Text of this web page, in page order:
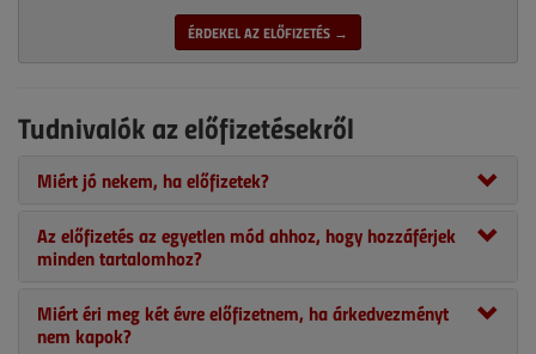
ÉRDEKEL AZ ELŐFIZETÉS →
Tudnivalók az előfizetésekről
Miért jó nekem, ha előfizetek?
Az előfizetés az egyetlen mód ahhoz, hogy hozzáférjek
minden tartalomhoz?
Miért éri meg két évre előfizetnem, ha árkedvezményt
nem kapok?